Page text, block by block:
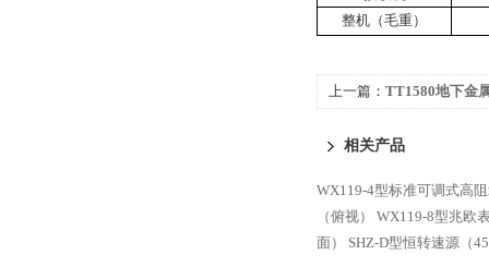
整机（毛重）
上一篇： TT1580地下金
相关产品
WX119-4型标准可调式高
（俯视）
WX119-8型兆欧
面）
SHZ-D型恒转速源（